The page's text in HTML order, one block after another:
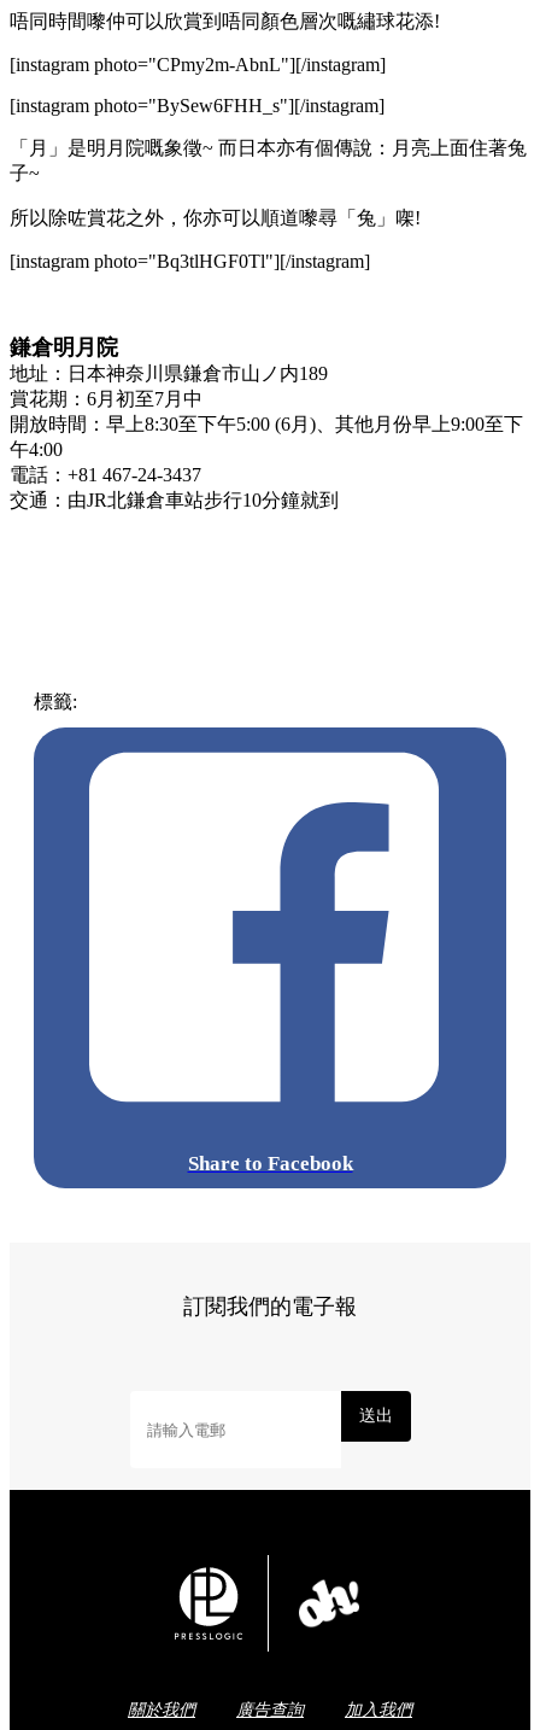
唔同時間嚟仲可以欣賞到唔同顏色層次嘅繡球花添!
[instagram photo="CPmy2m-AbnL"][/instagram]
[instagram photo="BySew6FHH_s"][/instagram]
「月」是明月院嘅象徵~ 而日本亦有個傳說：月亮上面住著兔
子~
所以除咗賞花之外，你亦可以順道嚟尋「兔」㗎!
[instagram photo="Bq3tlHGF0Tl"][/instagram]
鎌倉明月院
地址：日本神奈川県鎌倉市山ノ内189
賞花期：6月初至7月中
開放時間：早上8:30至下午5:00 (6月)、其他月份早上9:00至下
午4:00
電話：+81 467-24-3437
交通：由JR北鎌倉車站步行10分鐘就到
標籤:
Share to Facebook
訂閱我們的電子報
送出
關於我們 廣告查詢 加入我們